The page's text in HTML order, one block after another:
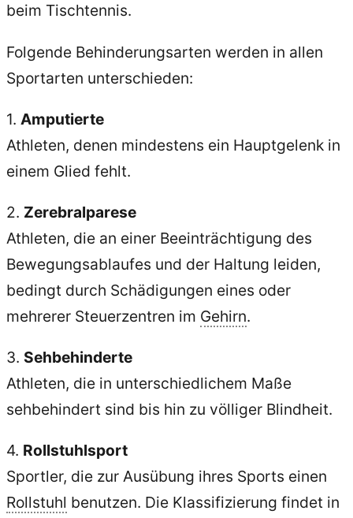
beim Tischtennis.
Folgende Behinderungsarten werden in allen
Sportarten unterschieden:
1. Amputierte
Athleten, denen mindestens ein Hauptgelenk in
einem Glied fehlt.
2. Zerebralparese
Athleten, die an einer Beeinträchtigung des
Bewegungsablaufes und der Haltung leiden,
bedingt durch Schädigungen eines oder
mehrerer Steuerzentren im Gehirn.
3. Sehbehinderte
Athleten, die in unterschiedlichem Maße
sehbehindert sind bis hin zu völliger Blindheit.
4. Rollstuhlsport
Sportler, die zur Ausübung ihres Sports einen
Rollstuhl benutzen. Die Klassifizierung findet in